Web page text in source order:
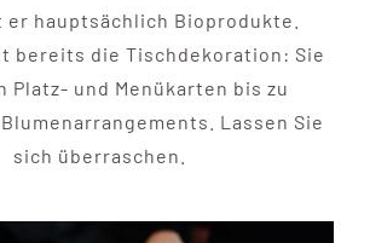
hauptsächlich Bioprodukte.
bereits die Tischdekoration: Sie
Platz- und Menükarten bis zu
Lassen Sie
sich überraschen.